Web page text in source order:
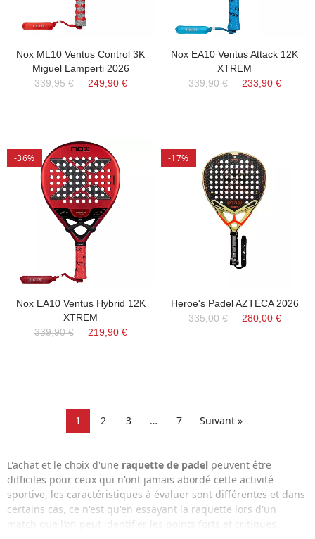
Nox ML10 Ventus Control 3K
Miguel Lamperti 2026
339,95 €
249,90 €
Nox EA10 Ventus Attack 12K
XTREM
339,90 €
233,90 €
-36%
Nox EA10 Ventus Hybrid 12K
XTREM
339,90 €
219,90 €
-17%
Heroe's Padel AZTECA 2026
335,00 €
280,00 €
1 2 3 … 7 Suivant »
L'achat et le choix d'une raquette de padel peuvent être
difficiles pour ceux qui n'ont jamais abordé cette activité
sportive, les caractéristiques à évaluer sont différentes et dans
certains cas, ce n'est qu'en essayant la raquette lors d'un
match que l'on peut identifier les points forts et critiques.